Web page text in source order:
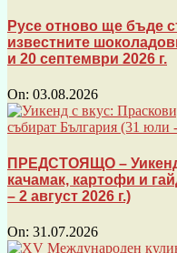
Русе отново ще бъде
известните
и 20 септември 2026 г.
On: 03.08.2026
ПРЕДСТОЯЩО –
качамак, картофи и
– 2 август 2026 г.)
On: 31.07.2026